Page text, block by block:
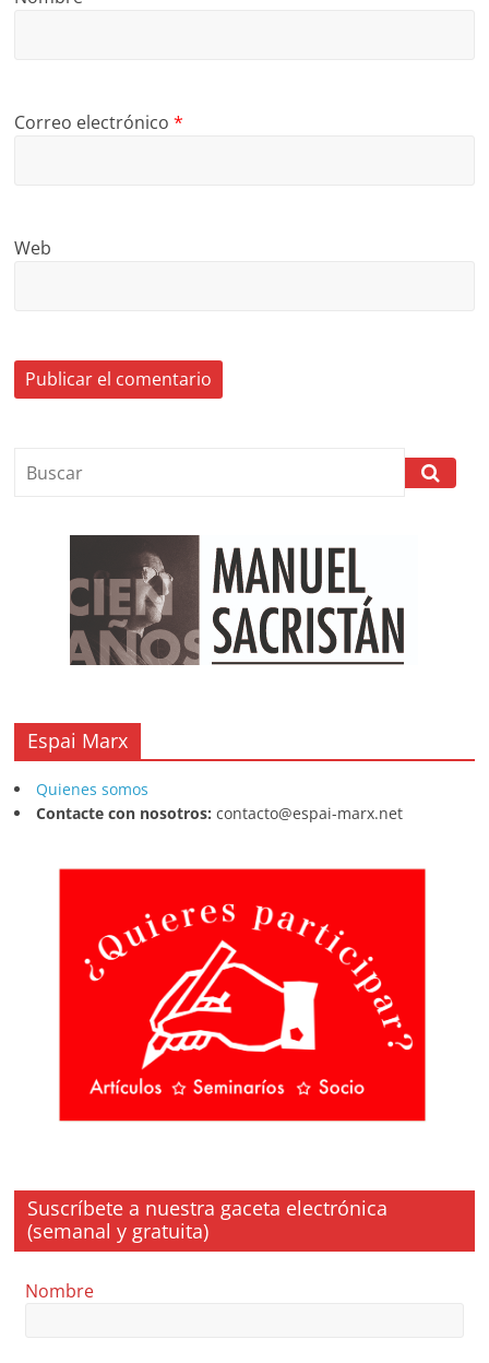
Correo electrónico*
Web
Espai Marx
Quienes somos
Contacte con nosotros: contacto@espai-marx.net
Suscríbete a nuestra gaceta electrónica
(semanal y gratuita)
Nombre